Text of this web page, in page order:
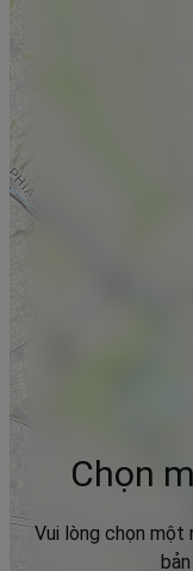
Chọn
Vui lòng chọn một